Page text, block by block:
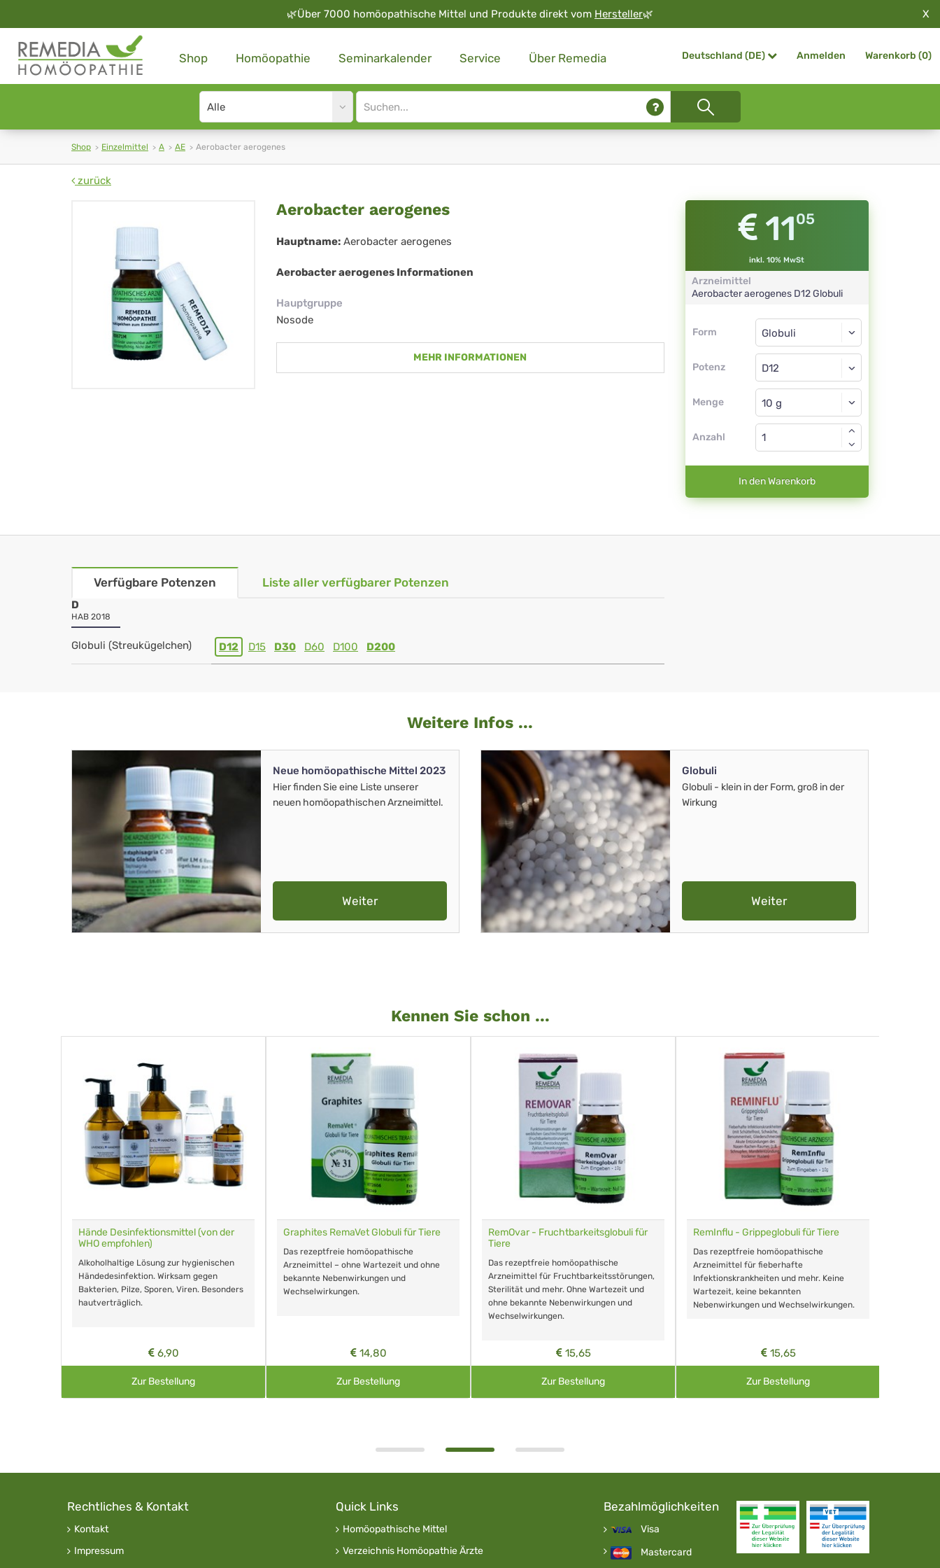
🌿Über 7000 homöopathische Mittel und Produkte direkt vom Hersteller🌿 X
Shop Homöopathie Seminarkalender Service Über Remedia Deutschland (DE) Anmelden Warenkorb (0)
Search
type
Site
search
Shop Einzelmittel A AE Aerobacter aerogenes
zurück
Aerobacter
aerogenes
Aerobacter aerogenes
Hauptname: Aerobacter aerogenes
Aerobacter aerogenes Informationen
Hauptgruppe
Nosode
MEHR INFORMATIONEN
1105
inkl. 10% MwSt
Arzneimittel
Aerobacter aerogenes D12 Globuli
Form
Form
Potenz
Globuli
D12
Menge
Globuli
Anzahl
In den Warenkorb
Verfügbare Potenzen Liste aller verfügbarer Potenzen
D
HAB 2018
Globuli (Streukügelchen) D12 D15 D30 D60 D100 D200
Weitere Infos ...
Neue homöopathische Mittel 2023
Hier finden Sie eine Liste unserer
neuen homöopathischen Arzneimittel.
Weiter
Globuli
Globuli - klein in der Form, groß in der
Wirkung
Weiter
Kennen Sie schon ...
Hände Desinfektionsmittel (von der
WHO empfohlen)
Alkoholhaltige Lösung zur hygienischen
Händedesinfektion. Wirksam gegen
Bakterien, Pilze, Sporen, Viren. Besonders
hautverträglich.
6,90
Zur Bestellung
Graphites RemaVet Globuli für Tiere
Das rezeptfreie homöopathische
Arzneimittel – ohne Wartezeit und ohne
bekannte Nebenwirkungen und
Wechselwirkungen.
14,80
Zur Bestellung
RemOvar - Fruchtbarkeitsglobuli für
Tiere
Das rezeptfreie homöopathische
Arzneimittel für Fruchtbarkeitsstörungen,
Sterilität und mehr. Ohne Wartezeit und
ohne bekannte Nebenwirkungen und
Wechselwirkungen.
15,65
Zur Bestellung
RemInflu - Grippeglobuli für Tiere
Das rezeptfreie homöopathische
Arzneimittel für fieberhafte
Infektionskrankheiten und mehr. Keine
Wartezeit, keine bekannten
Nebenwirkungen und Wechselwirkungen.
15,65
Zur Bestellung
Rechtliches & Kontakt
Kontakt
Impressum
Quick Links
Homöopathische Mittel
Verzeichnis Homöopathie Ärzte
Bezahlmöglichkeiten
Visa
Mastercard